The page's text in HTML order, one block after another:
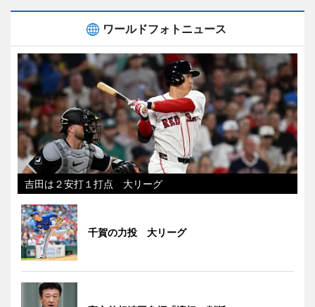
ワールドフォトニュース
吉田は２安打１打点 大リーグ
千賀の力投 大リーグ